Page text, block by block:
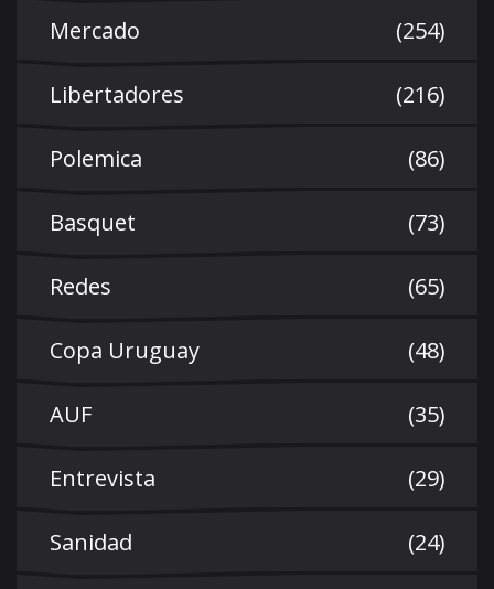
Mercado (254)
Libertadores (216)
Polemica (86)
Basquet (73)
Redes (65)
Copa Uruguay (48)
AUF (35)
Entrevista (29)
Sanidad (24)